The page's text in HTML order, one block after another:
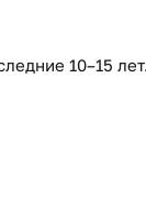
10–15 лет.